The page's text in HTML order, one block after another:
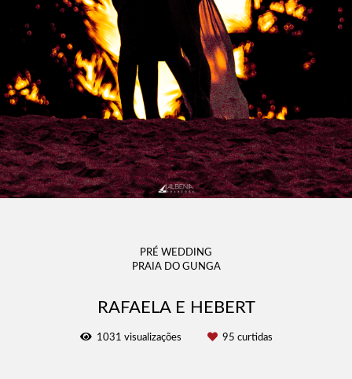
PRÉ WEDDING
PRAIA DO GUNGA
RAFAELA E HEBERT
1031 visualizações 95 curtidas